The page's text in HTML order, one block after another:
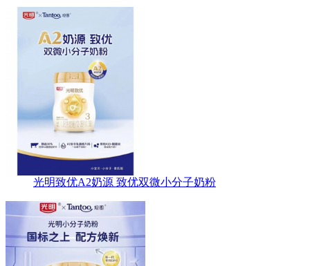
光明致优A2奶源 致优双微小分子奶粉